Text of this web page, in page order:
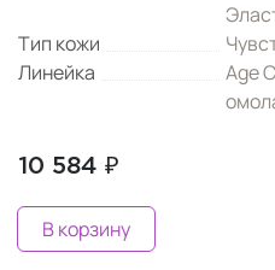
Тип кожи
Линейка
Age
10 584 ₽
В корзину